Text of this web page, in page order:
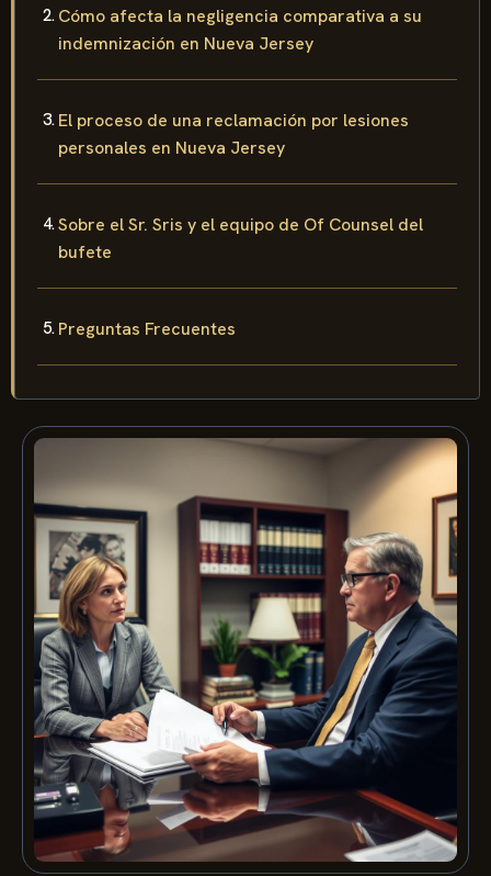
Cómo afecta la negligencia comparativa a su
indemnización en Nueva Jersey
El proceso de una reclamación por lesiones
personales en Nueva Jersey
Sobre el Sr. Sris y el equipo de Of Counsel del
bufete
Preguntas Frecuentes